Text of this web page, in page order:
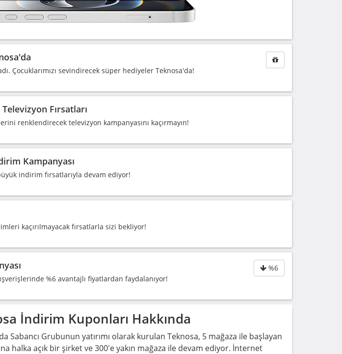
Çocuklarımızı sevindirecek süper hediyeler Teknosa'da!
Fırsatları
renklendirecek televizyon kampanyasını kaçırmayın!
Kampanyası
indirim fırsatlarıyla devam ediyor!
kaçırılmayacak fırsatlarla sizi bekliyor!
%6
%6 avantajlı fiyatlardan faydalanıyor!
İndirim Kuponları Hakkında
Sabancı Grubunun yatırımı olarak kurulan Teknosa, 5 mağaza ile başlayan
halka açık bir şirket ve 300'e yakın mağaza ile devam ediyor. İnternet